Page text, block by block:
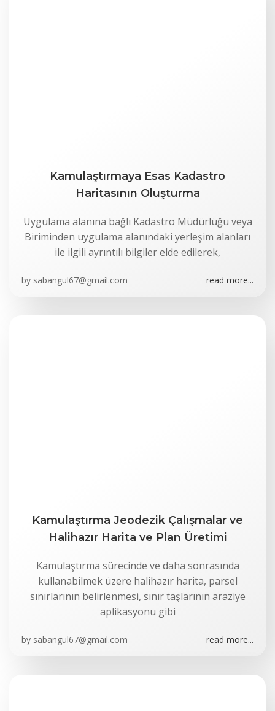
Kamulaştırmaya Esas Kadastro
Haritasının Oluşturma
Uygulama alanına bağlı Kadastro Müdürlüğü veya
Biriminden uygulama alanındaki yerleşim alanları
ile ilgili ayrıntılı bilgiler elde edilerek,
by sabangul67@gmail.com read more...
Kamulaştırma Jeodezik Çalışmalar ve
Halihazır Harita ve Plan Üretimi
Kamulaştırma sürecinde ve daha sonrasında
kullanabilmek üzere halihazır harita, parsel
sınırlarının belirlenmesi, sınır taşlarının araziye
aplikasyonu gibi
by sabangul67@gmail.com read more...